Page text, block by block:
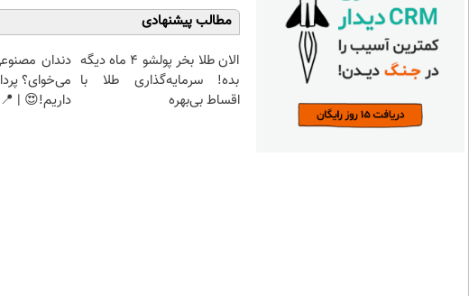
مطالب پیشنهادی
الان طلا بخر پولشو 4 ماه دیگه
بده! سرمایه‌گذاری طلا با
اقساط بی‌بهره
دندان
می‌خوای؟
داریم!😍 |